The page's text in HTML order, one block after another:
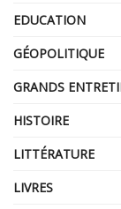
EDUCATION
GÉOPOLITIQUE
GRANDS
HISTOIRE
LITTÉRATURE
LIVRES